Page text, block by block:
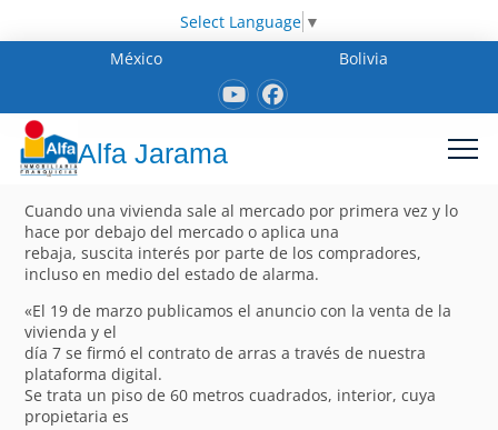
Select Language ▼
México
Bolivia
Alfa Jarama
Cuando una vivienda sale al mercado por primera vez y lo
hace por debajo del mercado o aplica una
rebaja, suscita interés por parte de los compradores,
incluso en medio del estado de alarma.
«El 19 de marzo publicamos el anuncio con la venta de la
vivienda y el
día 7 se firmó el contrato de arras a través de nuestra
plataforma digital.
Se trata un piso de 60 metros cuadrados, interior, cuya
propietaria es